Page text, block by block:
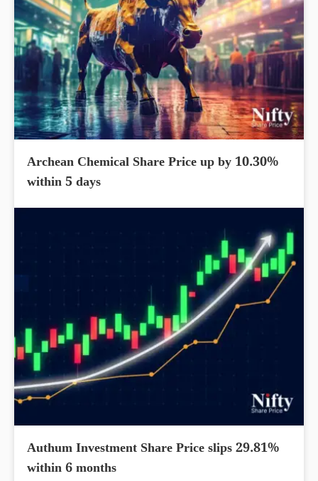
Archean Chemical Share Price up by 10.30%
within 5 days
Authum Investment Share Price slips 29.81%
within 6 months